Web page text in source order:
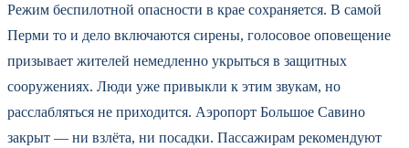
Режим беспилотной опасности в крае сохраняется. В самой
Перми то и дело включаются сирены, голосовое оповещение
призывает жителей немедленно укрыться в защитных
сооружениях. Люди уже привыкли к этим звукам, но
расслабляться не приходится. Аэропорт Большое Савино
закрыт — ни взлёта, ни посадки. Пассажирам рекомендуют